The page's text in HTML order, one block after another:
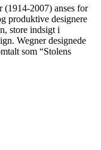
(1914-2007) anses for
produktive designere
store indsigt i
Wegner designede
som “Stolens